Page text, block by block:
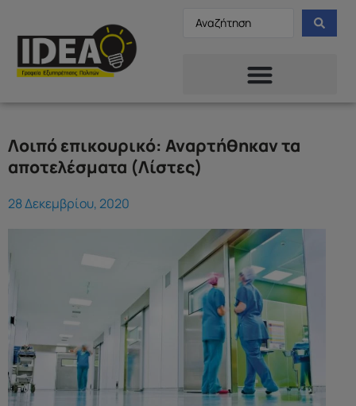
Λοιπό επικουρικό: Αναρτήθηκαν τα
αποτελέσματα (Λίστες)
28 Δεκεμβρίου, 2020